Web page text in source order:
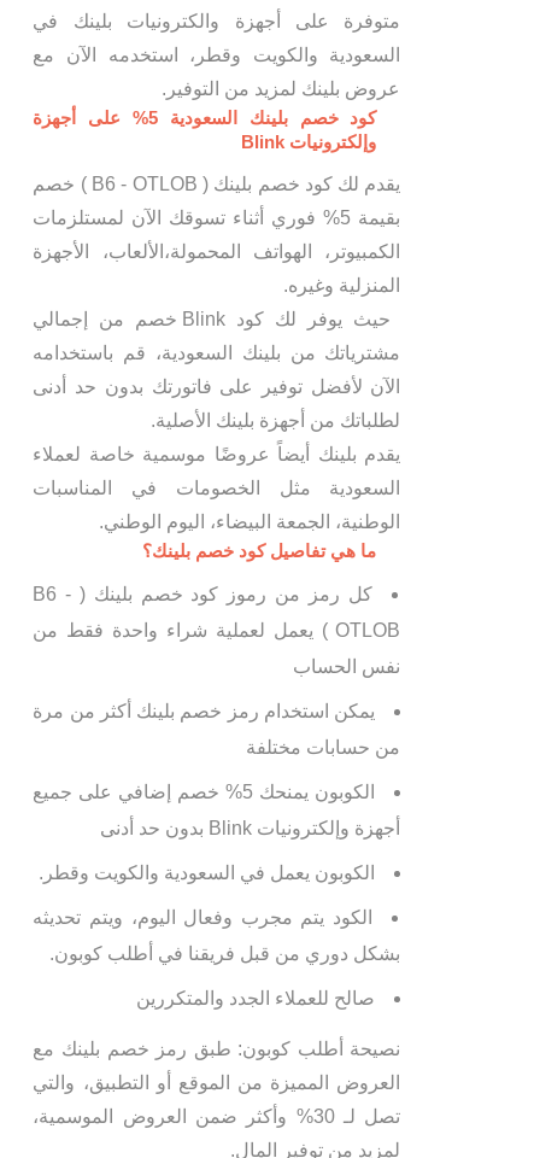
متوفرة على أجهزة والكترونيات بلينك في
السعودية والكويت وقطر، استخدمه الآن مع
عروض بلينك لمزيد من التوفير.
كود خصم بلينك السعودية 5% على أجهزة
وإلكترونيات Blink
يقدم لك كود خصم بلينك ( B6 - OTLOB ) خصم
بقيمة 5% فوري أثناء تسوقك الآن لمستلزمات
الكمبيوتر، الهواتف المحمولة،الألعاب، الأجهزة
المنزلية وغيره.
حيث يوفر لك كود Blink خصم من إجمالي
مشترياتك من بلينك السعودية، قم باستخدامه
الآن لأفضل توفير على فاتورتك بدون حد أدنى
لطلباتك من أجهزة بلينك الأصلية.
يقدم بلينك أيضاً عروضًا موسمية خاصة لعملاء
السعودية مثل الخصومات في المناسبات
الوطنية، الجمعة البيضاء، اليوم الوطني.
ما هي تفاصيل كود خصم بلينك؟
كل رمز من رموز كود خصم بلينك ( B6 -
OTLOB ) يعمل لعملية شراء واحدة فقط من
نفس الحساب
يمكن استخدام رمز خصم بلينك أكثر من مرة
من حسابات مختلفة
الكوبون يمنحك 5% خصم إضافي على جميع
أجهزة وإلكترونيات Blink بدون حد أدنى
الكوبون يعمل في السعودية والكويت وقطر.
الكود يتم مجرب وفعال اليوم، ويتم تحديثه
بشكل دوري من قبل فريقنا في أطلب كوبون.
صالح للعملاء الجدد والمتكررين
نصيحة أطلب كوبون: طبق رمز خصم بلينك مع
العروض المميزة من الموقع أو التطبيق، والتي
تصل لـ 30% وأكثر ضمن العروض الموسمية،
لمزيد من توفير المال.